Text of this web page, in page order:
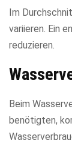
Im
variieren. Ein
reduzieren.
Beim
benötigten,